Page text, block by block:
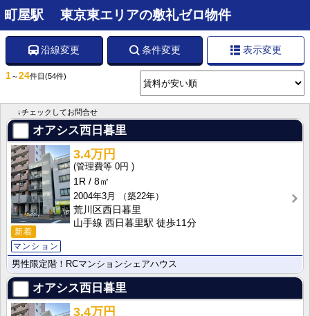
町屋駅 東京東エリアの敷礼ゼロ物件
沿線変更 条件変更 表示変更
1～24件目 (54件)
↓チェックしてお問合せ
オアシス西日暮里
新着
マンション
3.4万円
0円
1R
8㎡
2004年3月
（築22年）
荒川区西日暮里
山手線 西日暮里駅 徒歩11分
男性限定階！RCマンションシェアハウス
オアシス西日暮里
3.4万円